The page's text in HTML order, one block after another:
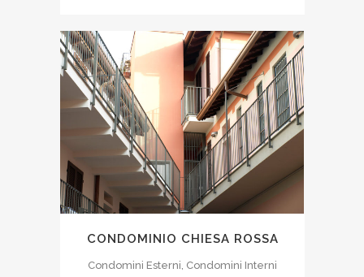
CONDOMINIO CHIESA ROSSA
Condomini Esterni, Condomini Interni